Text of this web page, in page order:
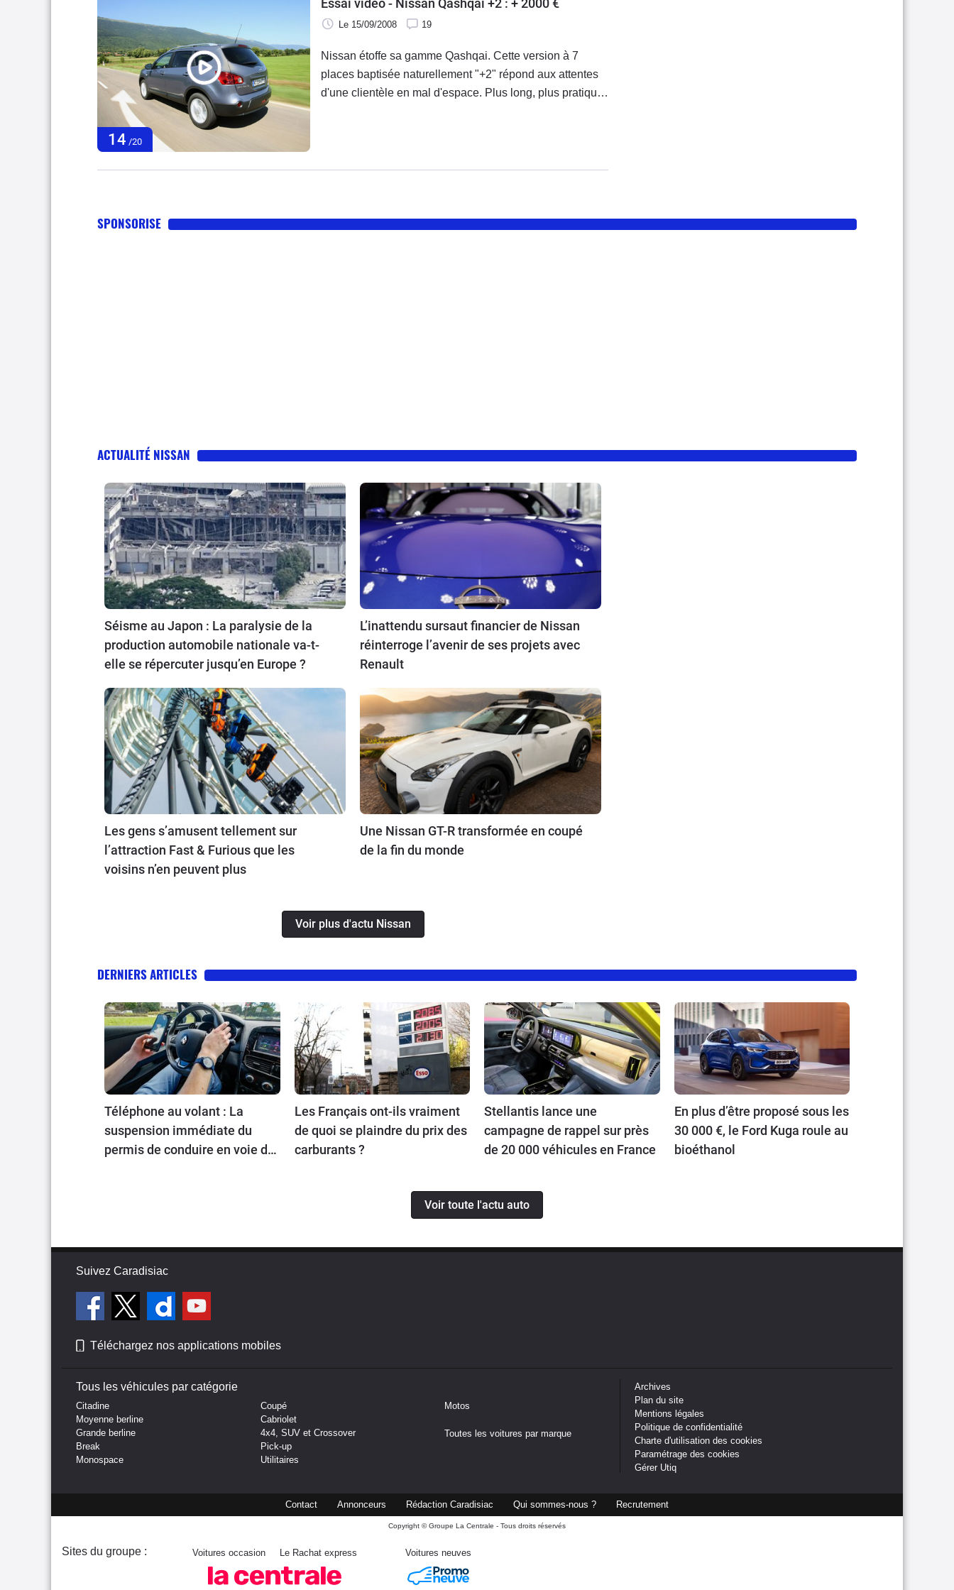
14 /20
Essai vidéo - Nissan Qashqai +2 : + 2000 €
Le 15/09/2008 19
Nissan étoffe sa gamme Qashqai. Cette version à 7
places baptisée naturellement "+2" répond aux attentes
d'une clientèle en mal d'espace. Plus long, plus pratique
SPONSORISE
ACTUALITÉ NISSAN
Séisme au Japon : La paralysie de la
production automobile nationale va-t-
elle se répercuter jusqu’en Europe ?
L’inattendu sursaut financier de Nissan
réinterroge l’avenir de ses projets avec
Renault
Les gens s’amusent tellement sur
l’attraction Fast & Furious que les
voisins n’en peuvent plus
Une Nissan GT-R transformée en coupé
de la fin du monde
Voir plus d'actu Nissan
DERNIERS ARTICLES
Téléphone au volant : La
suspension immédiate du
permis de conduire en voie de
Les Français ont-ils vraiment
de quoi se plaindre du prix des
carburants ?
Stellantis lance une
campagne de rappel sur près
de 20 000 véhicules en France
En plus d’être proposé sous les
30 000 €, le Ford Kuga roule au
bioéthanol
Voir toute l'actu auto
Suivez Caradisiac
Téléchargez nos applications mobiles
Tous les véhicules par catégorie
Citadine
Moyenne berline
Grande berline
Break
Monospace
Coupé
Cabriolet
4x4, SUV et Crossover
Pick-up
Utilitaires
Motos
Toutes les voitures par marque
Archives
Plan du site
Mentions légales
Politique de confidentialité
Charte d'utilisation des cookies
Paramétrage des cookies
Gérer Utiq
Contact Annonceurs Rédaction Caradisiac Qui sommes-nous ? Recrutement
Copyright © Groupe La Centrale - Tous droits réservés
Sites du groupe : Voitures occasion Le Rachat express Voitures neuves